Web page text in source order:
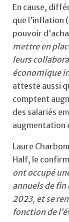
En cause,
que l’inflation
pouvoir
mettre en
leurs
économique
atteste aussi
comptent
des salariés
augmentation
Laure
Half, le
ont occupé
annuels de fin
2023, et se
fonction de